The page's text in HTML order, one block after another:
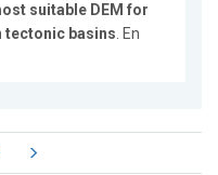
suitable DEM for
tectonic basins. En